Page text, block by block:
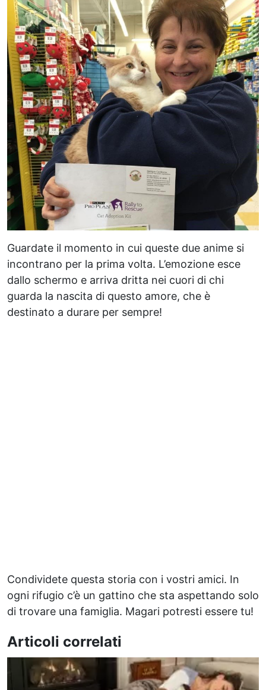
Guardate il momento in cui queste due anime si
incontrano per la prima volta. L’emozione esce
dallo schermo e arriva dritta nei cuori di chi
guarda la nascita di questo amore, che è
destinato a durare per sempre!
Condividete questa storia con i vostri amici. In
ogni rifugio c’è un gattino che sta aspettando solo
di trovare una famiglia. Magari potresti essere tu!
Articoli correlati